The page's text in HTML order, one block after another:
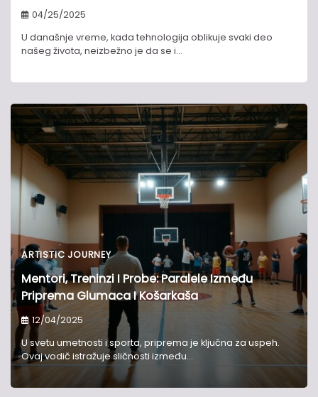
04/25/2025
U današnje vreme, kada tehnologija oblikuje svaki deo
našeg života, neizbežno je da se i…
ARTISTIC JOURNEY
Mentori, Treninzi I Probe: Paralele Između
Priprema Glumaca I Košarkaša
12/04/2025
U svetu umetnosti i sporta, priprema je ključna za uspeh.
Ovaj vodič istražuje sličnosti između…